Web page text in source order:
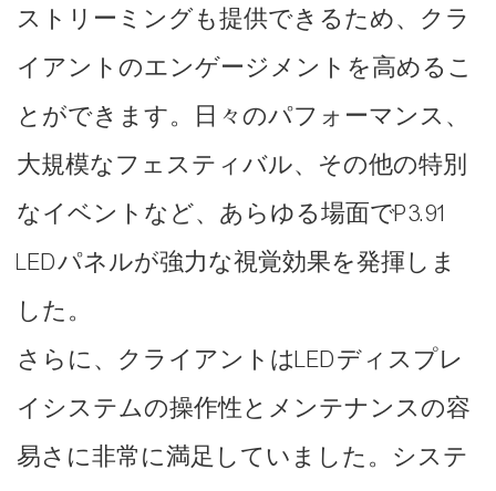
ストリーミングも提供できるため、クラ
イアントのエンゲージメントを高めるこ
とができます。日々のパフォーマンス、
大規模なフェスティバル、その他の特別
なイベントなど、あらゆる場面でP3.91
LEDパネルが強力な視覚効果を発揮しま
した。
さらに、クライアントはLEDディスプレ
イシステムの操作性とメンテナンスの容
易さに非常に満足していました。システ